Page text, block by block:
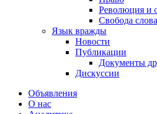
Революция и
Свобода слова
Язык вражды
Новости
Публикации
Документы
Дискуссии
Объявления
О нас